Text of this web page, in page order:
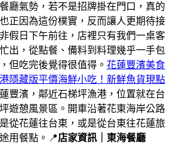
廳氣勢，若不是招牌掛在門口，真的
正因為這份樸實，反而讓人更期待接
假日下午前往，店裡只有我們一桌客
出，從點餐、備料到料理幾乎一手包
但吃完後覺得很值得。 花蓮豐濱美食
隱藏版平價海鮮小吃！新鮮魚貨現點
豐濱，鄰近石梯坪漁港，位置就在台
遊憩風景區。開車沿著花東海岸公路
從花蓮往台東，或是從台東往花蓮旅
用餐點。📍店家資訊｜東海餐廳